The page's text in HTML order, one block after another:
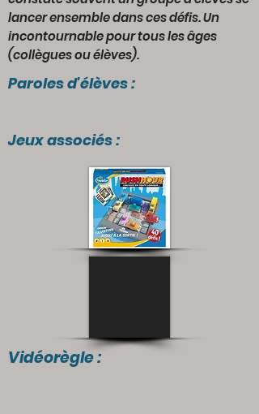
lancer ensemble dans ces défis. Un
incontournable pour tous les âges
(collègues ou élèves).
Paroles d'élèves :
Jeux associés :
Vidéorègle :